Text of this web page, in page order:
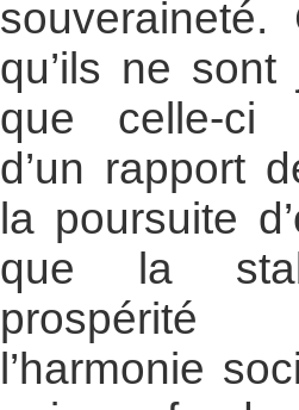
qu’ils ne
que celle-ci
d’un rapport
la poursuite
que la
prospérité
l’harmonie